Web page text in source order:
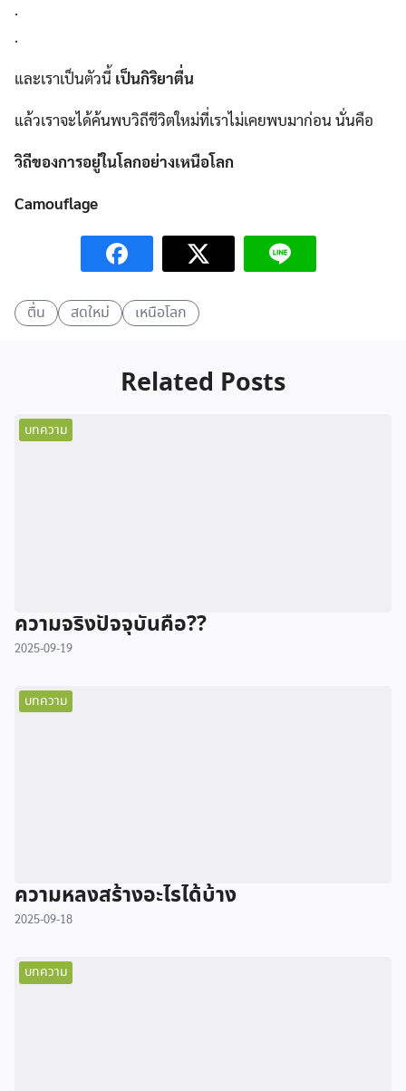
.
.
และเราเป็นตัวนี้ เป็นกิริยาตื่น
แล้วเราจะได้ค้นพบวิถีชีวิตใหม่ที่เราไม่เคยพบมาก่อน นั่นคือ
วิถีของการอยู่ในโลกอย่างเหนือโลก
Camouflage
ตื่น สดใหม่ เหนือโลก
Related Posts
บทความ
ความจริงปัจจุบันคือ??
2025-09-19
บทความ
ความหลงสร้างอะไรได้บ้าง
2025-09-18
บทความ